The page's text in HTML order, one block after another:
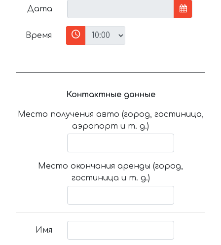
Дата
Время
Контактные данные
Место получения авто (город, гостиница,
аэропорт и т. д.)
Место окончания аренды (город,
гостиница и т. д.)
Имя